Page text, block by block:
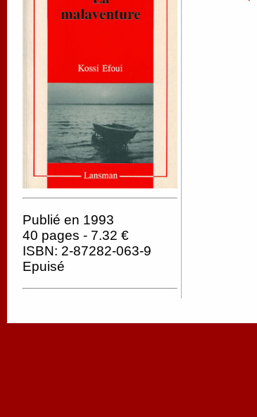
Publié en 1993
40 pages - 7.32 €
ISBN: 2-87282-063-9
Epuisé